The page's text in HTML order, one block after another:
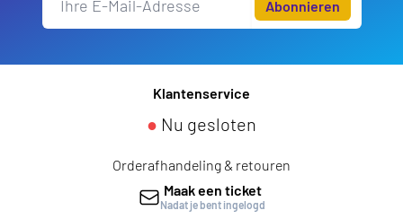
Abonnieren
Klantenservice
● Nu gesloten
Orderafhandeling & retouren
Maak een ticket
Nadat je bent ingelogd